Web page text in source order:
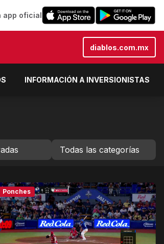
app oficial
diablos.com.mx
INFORMACIÓN A INVERSIONISTAS
Ponches